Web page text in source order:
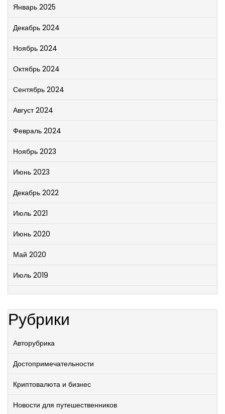
Январь 2025
Декабрь 2024
Ноябрь 2024
Октябрь 2024
Сентябрь 2024
Август 2024
Февраль 2024
Ноябрь 2023
Июнь 2023
Декабрь 2022
Июль 2021
Июнь 2020
Май 2020
Июль 2019
Рубрики
Авторубрика
Достопримечательности
Криптовалюта и бизнес
Новости для путешественников